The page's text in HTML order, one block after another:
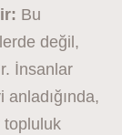
Bu
değil,
İnsanlar
anladığında,
topluluk